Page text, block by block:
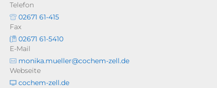
Telefon
02671 61-415
Fax
02671 61-5410
E-Mail
monika.mueller@cochem-zell.de
Webseite
cochem-zell.de